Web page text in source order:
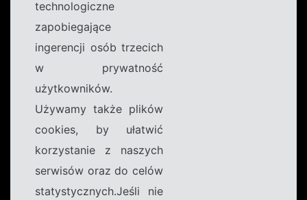
technologiczne
zapobiegające
ingerencji osób trzecich
w prywatność
użytkowników.
Używamy także plików
cookies, by ułatwić
korzystanie z naszych
serwisów oraz do celów
statystycznych.Jeśli nie